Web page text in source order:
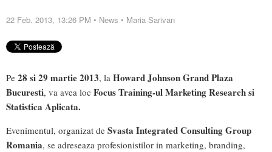
22 Feb. 2013, 13:26 PM • News • Maria Sarivan
Pe 28 si 29 martie 2013, la Howard Johnson Grand Plaza
Bucuresti, va avea loc Focus Training-ul Marketing Research si
Statistica Aplicata.
Evenimentul, organizat de Svasta Integrated Consulting Group
Romania, se adreseaza profesionistilor in marketing, branding,